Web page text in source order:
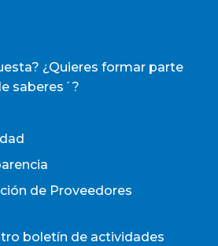
¿Quieres formar parte
saberes´?
de Proveedores
boletín de actividades